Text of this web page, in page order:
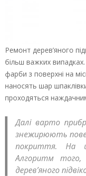
Ремонт дерев’яного
більш важких
фарби з поверхні на
наносять шар
проходяться
Далі варто
знежирюють
покриття. На
Алгоритм
дерев’яного